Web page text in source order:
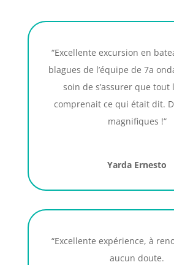
“Excellente excursion en
blagues de l’équipe de 7a
soin de s’assurer que tout
comprenait ce qui était dit.
magnifiques !“
Yarda Ernesto
“Excellente expérience, à
aucun doute.